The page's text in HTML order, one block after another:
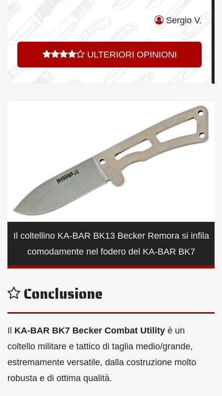
Sergio V.
ULTERIORI OPINIONI
Il coltellino KA-BAR BK13 Becker Remora si infila
comodamente nel fodero del KA-BAR BK7
Conclusione
Il KA-BAR BK7 Becker Combat Utility è un
coltello militare e tattico di taglia medio/grande,
estremamente versatile, dalla costruzione molto
robusta e di ottima qualità.